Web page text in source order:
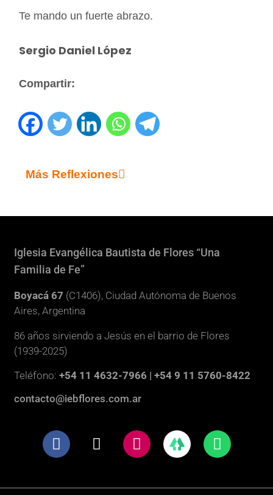
Te mando un fuerte abrazo.
Sergio Daniel López
Compartir:
Más Reflexiones
Iglesia Evangélica Bautista de Flores “Una
Familia de Fe”
Boyacá 67 (C1406), Ciudad Autónoma de Buenos
Aires, Argentina
86 años sirviendo a Jesús en el barrio de Flores
(1939-2025)
Teléfono:+54 11 4632-7966 | +54 9 11 5760-8422
contacto@iebflores.com.ar
F
a
X
-
I
n
W
h